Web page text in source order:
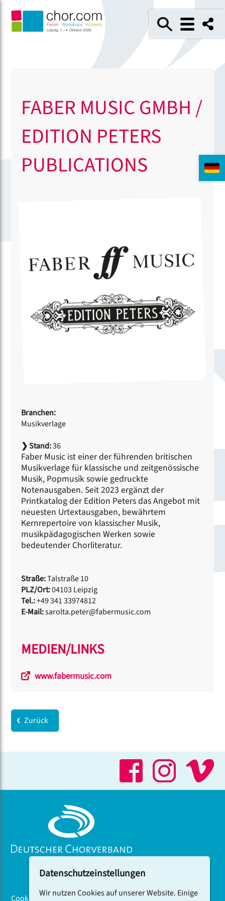
FABER MUSIC GMBH /
EDITION PETERS
PUBLICATIONS
Branchen:
Musikverlage
❯Stand:36
Faber Music ist einer der führenden britischen
Musikverlage für klassische und zeitgenössische
Musik, Popmusik sowie gedruckte
Notenausgaben. Seit 2023 ergänzt der
Printkatalog der Edition Peters das Angebot mit
neuesten Urtextausgaben, bewährtem
Kernrepertoire von klassischer Musik,
musikpädagogischen Werken sowie
bedeutender Chorliteratur.
Straße:Talstraße 10
PLZ/Ort:04103 Leipzig
Tel.:+49 341 33974812
E-Mail:sarolta.peter@fabermusic.com
MEDIEN/LINKS
www.fabermusic.com
Zurück
Cookiebanner
Datenschutzeinstellungen
Wir nutzen Cookies auf unserer Website. Einige